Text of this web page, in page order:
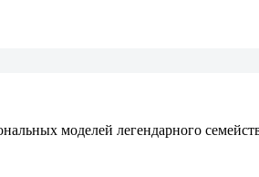
моделей легендарного